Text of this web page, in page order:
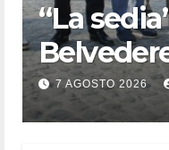
“La
7 AGOSTO 2026